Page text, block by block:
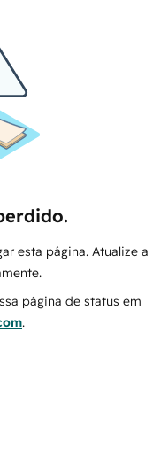
esta página. Atualize a
página de status em
.